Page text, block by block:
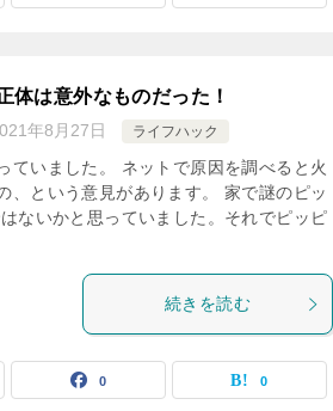
体は意外なものだった！
年8月27日 ライフハック
ていました。 ネットで原因を調べると火
、という意見があります。 家で謎のピッ
ないかと思っていました。それでピッピ
続きを読む
0 0